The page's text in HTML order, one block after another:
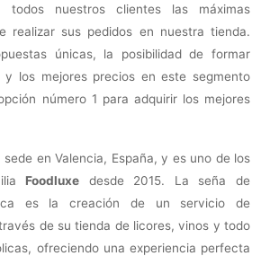
todos nuestros clientes las máximas
realizar sus pedidos en nuestra tienda.
únicas, la posibilidad de formar
los mejores precios en este segmento
número 1 para adquirir los mejores
en Valencia, España, y es uno de los
Foodluxe desde 2015. La seña de
es la creación de un servicio de
de su tienda de licores, vinos y todo
ofreciendo una experiencia perfecta